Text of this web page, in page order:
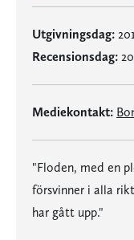
Utgivningsdag:
Recensionsdag:
Mediekontakt:
"Floden, med en
försvinner i alla
har gått upp."